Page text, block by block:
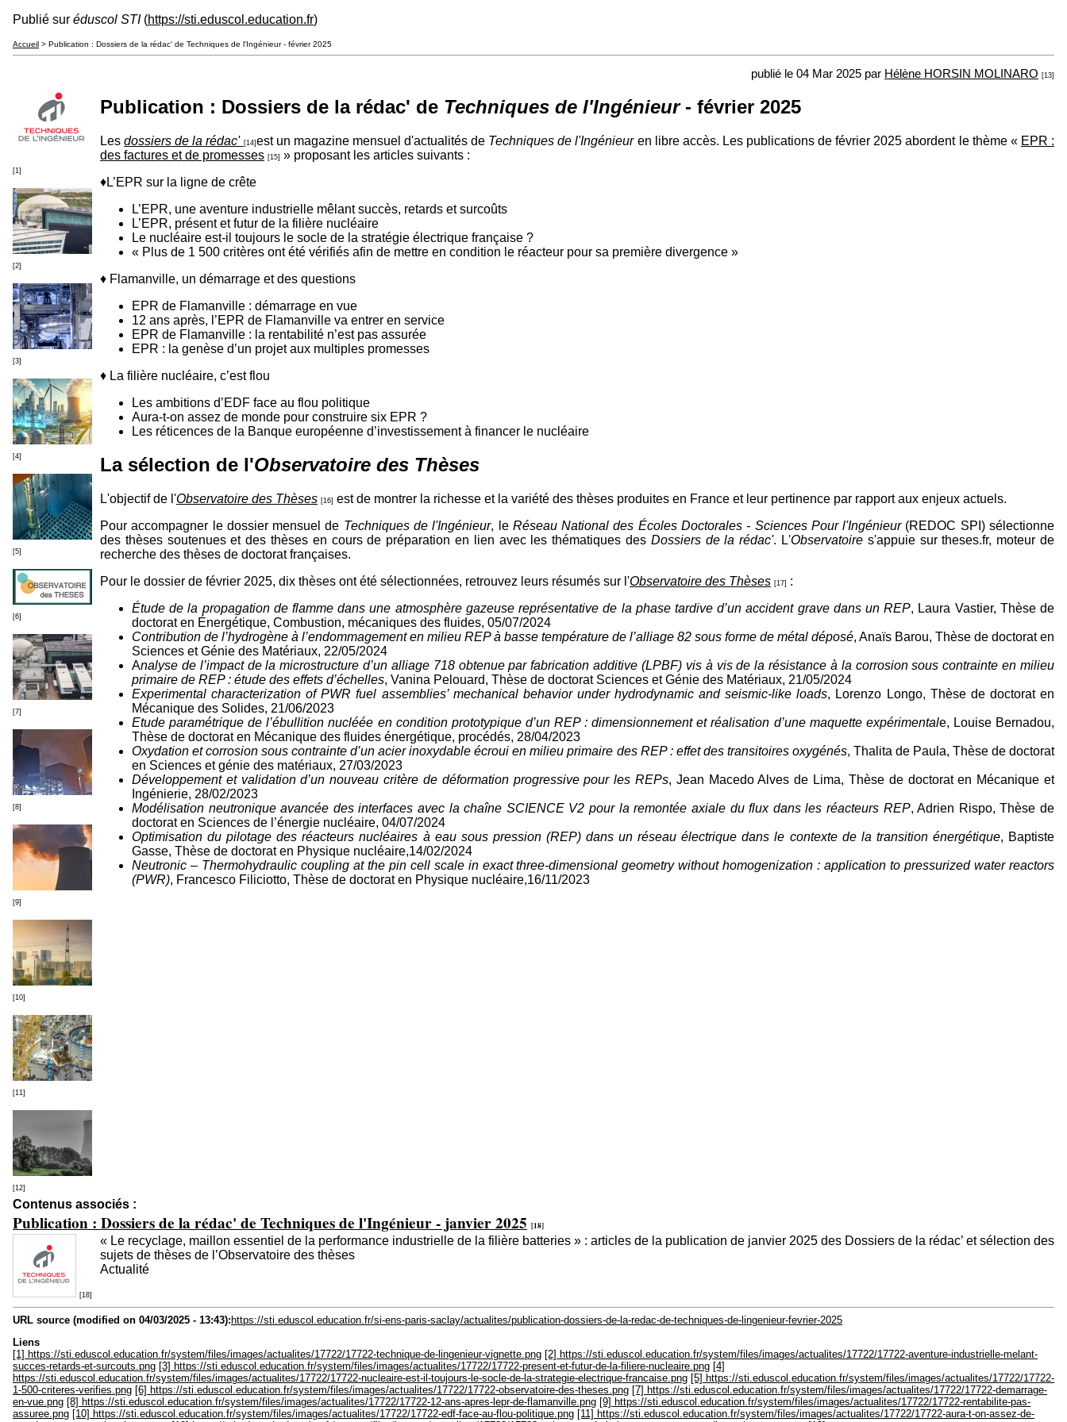
Publié sur éduscol STI(https://sti.eduscol.education.fr)
Accueil > Publication : Dossiers de la rédac' de Techniques de l'Ingénieur - février 2025
[1]
[2]
[3]
[4]
[5]
[6]
[7]
[8]
[9]
[10]
[11]
[12]
publié le 04 Mar 2025 par Hélène HORSIN MOLINARO [13]
Publication : Dossiers de la rédac' de Techniques de l'Ingénieur- février 2025
Lesdossiers de la rédac' [14] est un magazine mensuel d'actualités de Techniques de l'Ingénieuren libre accès. Les publications de février 2025 abordent le thème « EPR :
des factures et de promesses [15] » proposant les articles suivants :
♦L’EPR sur la ligne de crête
L’EPR, une aventure industrielle mêlant succès, retards et surcoûts
L’EPR, présent et futur de la filière nucléaire
Le nucléaire est-il toujours le socle de la stratégie électrique française ?
« Plus de 1 500 critères ont été vérifiés afin de mettre en condition le réacteur pour sa première divergence »
♦ Flamanville, un démarrage et des questions
EPR de Flamanville : démarrage en vue
12 ans après, l’EPR de Flamanville va entrer en service
EPR de Flamanville : la rentabilité n’est pas assurée
EPR : la genèse d’un projet aux multiples promesses
♦ La filière nucléaire, c’est flou
Les ambitions d’EDF face au flou politique
Aura-t-on assez de monde pour construire six EPR ?
Les réticences de la Banque européenne d’investissement à financer le nucléaire
La sélection de l'Observatoire des Thèses
L'objectif de l'Observatoire des Thèses [16] est de montrer la richesse et la variété des thèses produites en France et leur pertinence par rapport aux enjeux actuels.
Pour accompagner le dossier mensuel de Techniques de l'Ingénieur, le Réseau National des Écoles Doctorales - Sciences Pour l'Ingénieur(REDOC SPI) sélectionne
des thèses soutenues et des thèses en cours de préparation en lien avec les thématiques des Dossiers de la rédac'. L'Observatoire s'appuie sur theses.fr, moteur de
recherche des thèses de doctorat françaises.
Pour le dossier de février 2025, dix thèses ont été sélectionnées, retrouvez leurs résumés sur l'Observatoire des Thèses [17]
:
Étude de la propagation de flamme dans une atmosphère gazeuse représentative de la phase tardive d’un accident grave dans un REP, Laura Vastier, Thèse de
doctorat en Énergétique, Combustion, mécaniques des fluides, 05/07/2024
Contribution de l’hydrogène à l’endommagement en milieu REP à basse température de l’alliage 82 sous forme de métal déposé, Anaïs Barou, Thèse de doctorat en
Sciences et Génie des Matériaux, 22/05/2024
Analyse de l’impact de la microstructure d’un alliage 718 obtenue par fabrication additive (LPBF) vis à vis de la résistance à la corrosion sous contrainte en milieu
primaire de REP : étude des effets d’échelles, Vanina Pelouard, Thèse de doctorat Sciences et Génie des Matériaux, 21/05/2024
Experimental characterization of PWR fuel assemblies’ mechanical behavior under hydrodynamic and seismic-like loads, Lorenzo Longo, Thèse de doctorat en
Mécanique des Solides, 21/06/2023
Etude paramétrique de l’ébullition nucléée en condition prototypique d’un REP : dimensionnement et réalisation d’une maquette expérimentale, Louise Bernadou,
Thèse de doctorat en Mécanique des fluides énergétique, procédés, 28/04/2023
Oxydation et corrosion sous contrainte d’un acier inoxydable écroui en milieu primaire des REP : effet des transitoires oxygénés, Thalita de Paula, Thèse de doctorat
en Sciences et génie des matériaux, 27/03/2023
Développement et validation d’un nouveau critère de déformation progressive pour les REPs, Jean Macedo Alves de Lima, Thèse de doctorat en Mécanique et
Ingénierie, 28/02/2023
Modélisation neutronique avancée des interfaces avec la chaîne SCIENCE V2 pour la remontée axiale du flux dans les réacteurs REP, Adrien Rispo, Thèse de
doctorat en Sciences de l’énergie nucléaire, 04/07/2024
Optimisation du pilotage des réacteurs nucléaires à eau sous pression (REP) dans un réseau électrique dans le contexte de la transition énergétique, Baptiste
Gasse, Thèse de doctorat en Physique nucléaire,14/02/2024
Neutronic – Thermohydraulic coupling at the pin cell scale in exact three-dimensional geometry without homogenization : application to pressurized water reactors
(PWR), Francesco Filiciotto, Thèse de doctorat en Physique nucléaire,16/11/2023
Contenus associés :
Publication : Dossiers de la rédac' de Techniques de l'Ingénieur - janvier 2025 [18]
[18]
« Le recyclage, maillon essentiel de la performance industrielle de la filière batteries » : articles de la publication de janvier 2025 des Dossiers de la rédac’ et sélection des
sujets de thèses de l’Observatoire des thèses
Actualité
URL source (modified on 04/03/2025 - 13:43):https://sti.eduscol.education.fr/si-ens-paris-saclay/actualites/publication-dossiers-de-la-redac-de-techniques-de-lingenieur-fevrier-2025
Liens
[1] https://sti.eduscol.education.fr/system/files/images/actualites/17722/17722-technique-de-lingenieur-vignette.png [2] https://sti.eduscol.education.fr/system/files/images/actualites/17722/17722-aventure-industrielle-melant-
succes-retards-et-surcouts.png [3] https://sti.eduscol.education.fr/system/files/images/actualites/17722/17722-present-et-futur-de-la-filiere-nucleaire.png [4]
https://sti.eduscol.education.fr/system/files/images/actualites/17722/17722-nucleaire-est-il-toujours-le-socle-de-la-strategie-electrique-francaise.png [5] https://sti.eduscol.education.fr/system/files/images/actualites/17722/17722-
1-500-criteres-verifies.png [6] https://sti.eduscol.education.fr/system/files/images/actualites/17722/17722-observatoire-des-theses.png [7] https://sti.eduscol.education.fr/system/files/images/actualites/17722/17722-demarrage-
en-vue.png [8] https://sti.eduscol.education.fr/system/files/images/actualites/17722/17722-12-ans-apres-lepr-de-flamanville.png [9] https://sti.eduscol.education.fr/system/files/images/actualites/17722/17722-rentabilite-pas-
assuree.png [10] https://sti.eduscol.education.fr/system/files/images/actualites/17722/17722-edf-face-au-flou-politique.png [11] https://sti.eduscol.education.fr/system/files/images/actualites/17722/17722-aura-t-on-assez-de-